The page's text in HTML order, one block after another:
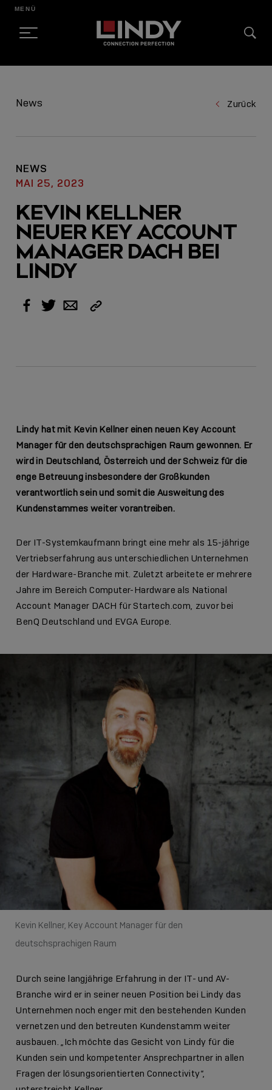
CONTENT
MENÜ
News Zurück
NEWS
MAI 25, 2023
KEVIN KELLNER
NEUER KEY ACCOUNT
MANAGER DACH BEI
LINDY
Facebook
TwitterEmail Link
Lindy hat mit Kevin Kellner einen neuen Key Account
Manager für den deutschsprachigen Raum gewonnen. Er
wird in Deutschland, Österreich und der Schweiz für die
enge Betreuung insbesondere der Großkunden
verantwortlich sein und somit die Ausweitung des
Kundenstammes weiter vorantreiben.
Der IT-Systemkaufmann bringt eine mehr als 15-jährige
Vertriebserfahrung aus unterschiedlichen Unternehmen
der Hardware-Branche mit. Zuletzt arbeitete er mehrere
Jahre im Bereich Computer-Hardware als National
Account Manager DACH für Startech.com, zuvor bei
BenQ Deutschland und EVGA Europe.
Kevin Kellner, Key Account Manager für den
deutschsprachigen Raum
Durch seine langjährige Erfahrung in der IT- und AV-
Branche wird er in seiner neuen Position bei Lindy das
Unternehmen noch enger mit den bestehenden Kunden
vernetzen und den betreuten Kundenstamm weiter
ausbauen. „Ich möchte das Gesicht von Lindy für die
Kunden sein und kompetenter Ansprechpartner in allen
Fragen der lösungsorientierten Connectivity“,